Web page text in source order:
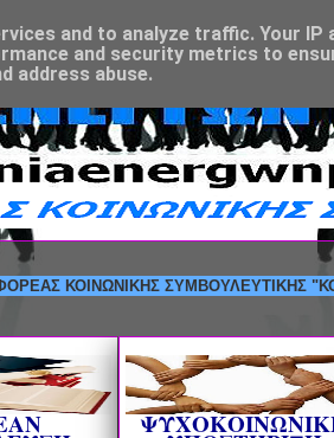
ΣΥΜΒΟΥΛΕΥΤΙΚΗΣ
and to analyze traffic. Your IP
and security metrics to
address abuse.